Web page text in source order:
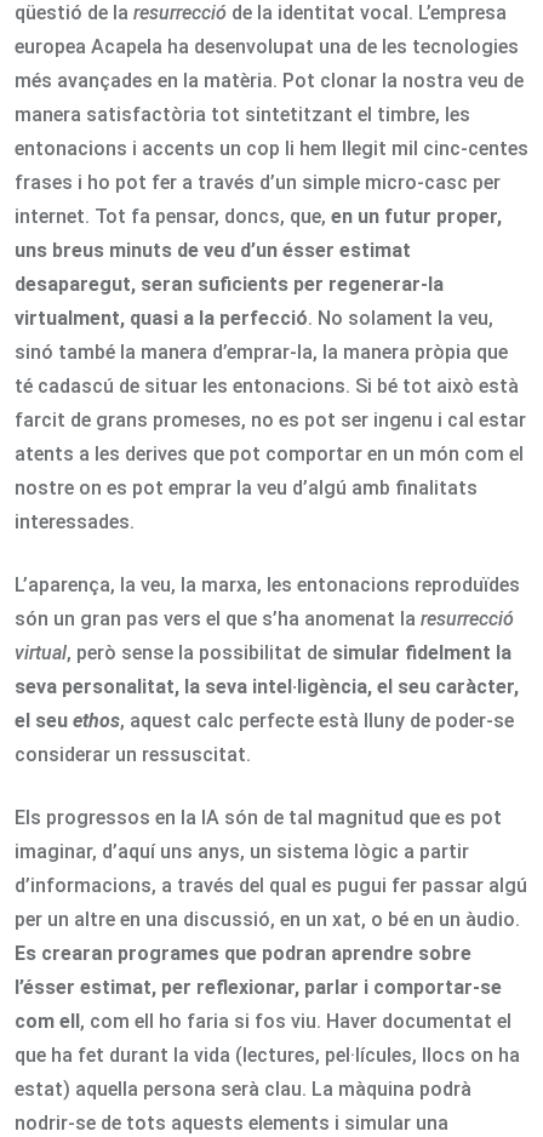
qüestió de la resurrecció de la identitat vocal. L’empresa
europea Acapela ha desenvolupat una de les tecnologies
més avançades en la matèria. Pot clonar la nostra veu de
manera satisfactòria tot sintetitzant el timbre, les
entonacions i accents un cop li hem llegit mil cinc-centes
frases i ho pot fer a través d’un simple micro-casc per
internet. Tot fa pensar, doncs, que, en un futur proper,
uns breus minuts de veu d’un ésser estimat
desaparegut, seran suficients per regenerar-la
virtualment, quasi a la perfecció. No solament la veu,
sinó també la manera d’emprar-la, la manera pròpia que
té cadascú de situar les entonacions. Si bé tot això està
farcit de grans promeses, no es pot ser ingenu i cal estar
atents a les derives que pot comportar en un món com el
nostre on es pot emprar la veu d’algú amb finalitats
interessades.
L’aparença, la veu, la marxa, les entonacions reproduïdes
són un gran pas vers el que s’ha anomenat la resurrecció
virtual, però sense la possibilitat de simular fidelment la
seva personalitat, la seva intel·ligència, el seu caràcter,
el seu ethos, aquest calc perfecte està lluny de poder-se
considerar un ressuscitat.
Els progressos en la IA són de tal magnitud que es pot
imaginar, d’aquí uns anys, un sistema lògic a partir
d’informacions, a través del qual es pugui fer passar algú
per un altre en una discussió, en un xat, o bé en un àudio.
Es crearan programes que podran aprendre sobre
l’ésser estimat, per reflexionar, parlar i comportar-se
com ell , com ell ho faria si fos viu. Haver documentat el
que ha fet durant la vida (lectures, pel·lícules, llocs on ha
estat) aquella persona serà clau. La màquina podrà
nodrir-se de tots aquests elements i simular una